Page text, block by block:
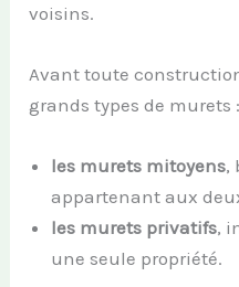
voisins.
Avant toute
grands types de murets :
les murets mitoyens,
appartenant aux
les murets privatifs,
une seule propriété.